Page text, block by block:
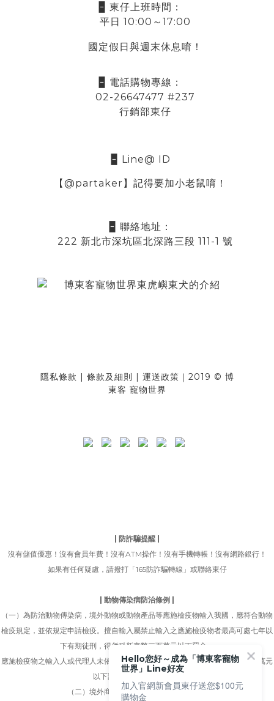
🁢 東仔上班時間：
平日 10:00～17:00
國定假日與週末休息唷！
🁢 電話購物專線：
02-26647477 #237
行銷部東仔
🁢 Line@ ID
【@partaker】記得要加小老鼠唷！
🁢 聯絡地址：
222 新北市深坑區北深路三段 111-1 號
隱私條款 | 條款及細則 | 運送政策 ｜2019 © 博
東客 寵物世界
| 防詐騙提醒 |
沒有儲值優惠！沒有會員年費！沒有ATM操作！沒有手機轉帳！沒有網路銀行！
如果有任何疑慮，請撥打「165防詐騙轉線」或聯絡東仔
| 動物傳染病防治條例 |
（一）為防治動物傳染病，境外動物或動物產品等應施檢疫物輸入我國，應符合動物
檢疫規定，並依規定申請檢疫。擅自輸入屬禁止輸入之應施檢疫物者最高可處七年以
下有期徒刑，得併科新臺幣三百萬元以下罰金。
應施檢疫物之輸入人或代理人未依規定申請檢疫者，得處新臺幣五萬元以上一百萬元
以下罰鍰，並得按次處罰。
（二）境外商品不得隨貨贈送應施檢疫物。
Hello您好～成為「博東客寵物
世界」Line好友
加入官網新會員東仔送您$100元
購物金